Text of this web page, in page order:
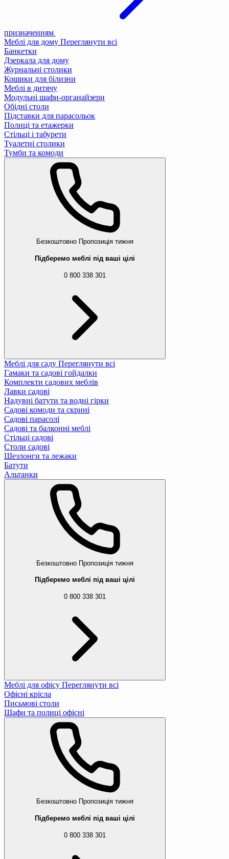
призначенням
Меблі для дому Переглянути всі
Банкетки
Дзеркала для дому
Журнальні столики
Кошики для білизни
Меблі в дитячу
Модульні шафи-органайзери
Обідні столи
Підставки для парасольок
Полиці та етажерки
Стільці і табурети
Туалетні столики
Тумби та комоди
Безкоштовно Пропозиція тижня
Підберемо меблі під ваші цілі
0 800 338 301
Меблі для саду Переглянути всі
Гамаки та садові гойдалки
Комплекти садових меблів
Лавки садові
Надувні батути та водні гірки
Садові комоди та скрині
Садові парасолі
Садові та балконні меблі
Стільці садові
Столи садові
Шезлонги та лежаки
Батути
Альтанки
Безкоштовно Пропозиція тижня
Підберемо меблі під ваші цілі
0 800 338 301
Меблі для офісу Переглянути всі
Офісні крісла
Письмові столи
Шафи та полиці офісні
Безкоштовно Пропозиція тижня
Підберемо меблі під ваші цілі
0 800 338 301